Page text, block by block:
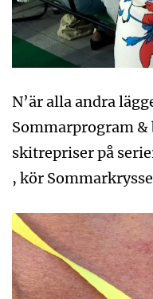
N’är alla andra
Sommarprogram &
skitrepriser på
, kör